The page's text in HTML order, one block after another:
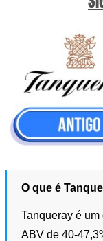
O que é
Tanqueray é
ABV de 40-